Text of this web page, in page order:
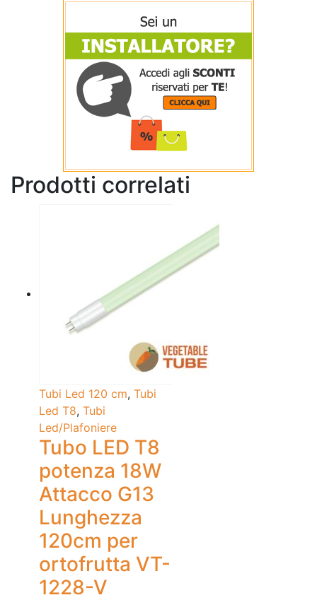
Prodotti correlati
Tubi Led 120 cm, Tubi
Led T8, Tubi
Led/Plafoniere
Tubo LED T8
potenza 18W
Attacco G13
Lunghezza
120cm per
ortofrutta VT-
1228-V